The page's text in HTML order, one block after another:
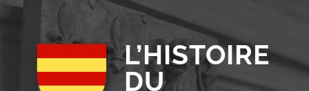
L’HISTOIRE
DU